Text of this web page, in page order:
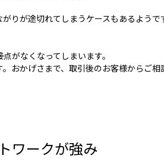
りが途切れてしまうケースもあるよう
がなくなってしまいます。
おかげさまで、取引後のお客様からご
ワークが強み